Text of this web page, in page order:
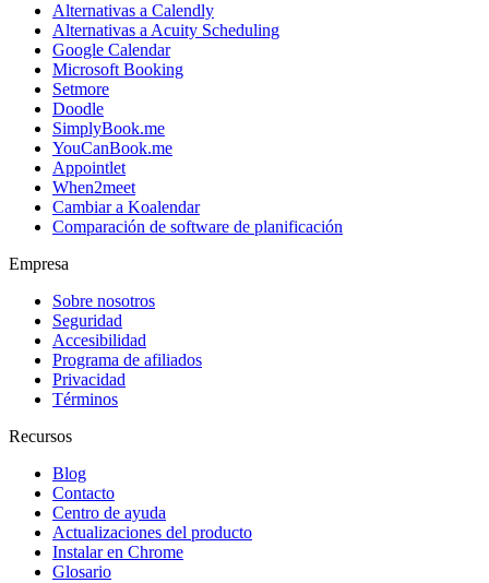
Alternativas a Calendly
Alternativas a Acuity Scheduling
Google Calendar
Microsoft Booking
Setmore
Doodle
SimplyBook.me
YouCanBook.me
Appointlet
When2meet
Cambiar a Koalendar
Comparación de software de planificación
Empresa
Sobre nosotros
Seguridad
Accesibilidad
Programa de afiliados
Privacidad
Términos
Recursos
Blog
Contacto
Centro de ayuda
Actualizaciones del producto
Instalar en Chrome
Glosario